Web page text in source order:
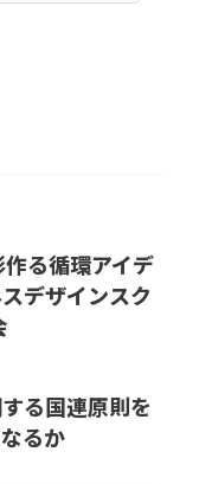
作る循環アイデ
デザインスク
る国連原則を
るか